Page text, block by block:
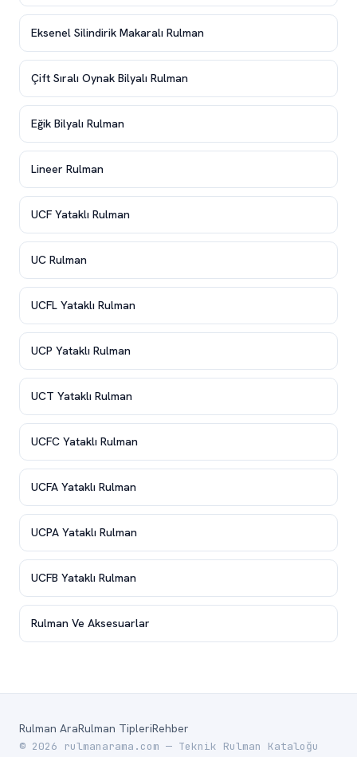
Eksenel Silindirik Makaralı Rulman
Çift Sıralı Oynak Bilyalı Rulman
Eğik Bilyalı Rulman
Lineer Rulman
UCF Yataklı Rulman
UC Rulman
UCFL Yataklı Rulman
UCP Yataklı Rulman
UCT Yataklı Rulman
UCFC Yataklı Rulman
UCFA Yataklı Rulman
UCPA Yataklı Rulman
UCFB Yataklı Rulman
Rulman Ve Aksesuarlar
Rulman AraRulman TipleriRehber
© 2026 rulmanarama.com — Teknik Rulman Kataloğu